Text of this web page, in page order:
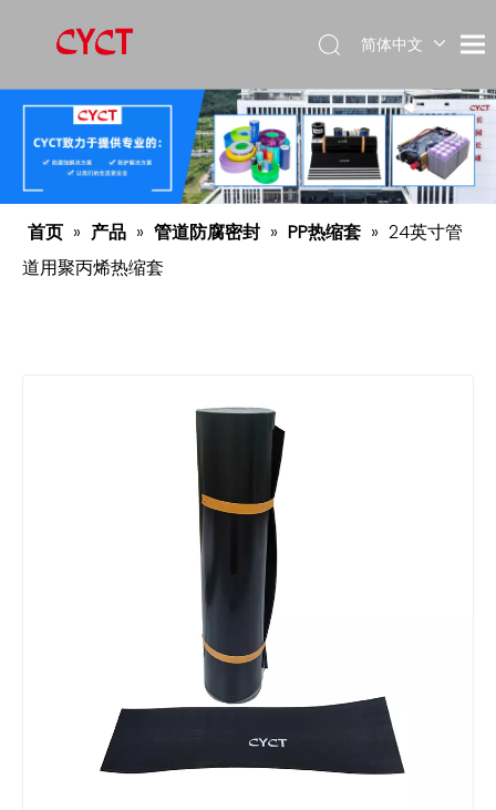
简体中文
English
首页 » 产品 » 管道防腐密封 » PP热缩套 » 24英寸管
道用聚丙烯热缩套